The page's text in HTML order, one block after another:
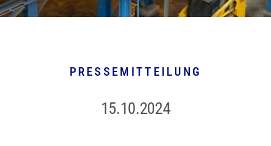
PRESSEMITTEILUNG
15.10.2024